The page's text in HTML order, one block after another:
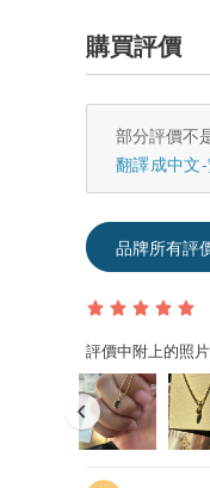
石材尺寸：
環臂線寬：
您可以選擇
#9（JIS49）
◆免費包裝
包裝可作為一
請在備註欄中
◆對應的星座和
----------------
一系列小型天
所有金件均使
我們選擇並製
購買評價
部分評價不
翻譯成中文
品牌所有評
評價中附上的照片